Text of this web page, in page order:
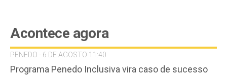
Acontece agora
PENEDO - 6 DE AGOSTO 11:40
Programa Penedo Inclusiva vira caso de sucesso